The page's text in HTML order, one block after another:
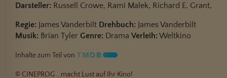
Darsteller: Russell Crowe, Rami Malek, Richard E. Grant,
Regie: James Vanderbilt Drehbuch: James Vanderbilt
Musik: Brian Tyler Genre: Drama Verleih: Weltkino
Inhalte zum Teil von
© CINEPROG ...macht Lust auf Ihr Kino!